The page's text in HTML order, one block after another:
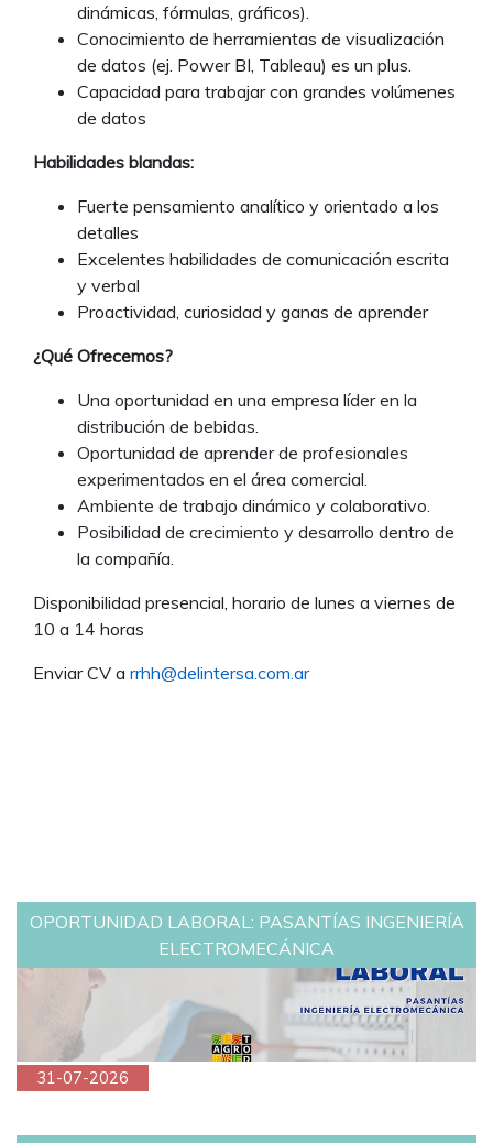
dinámicas, fórmulas, gráficos).
Conocimiento de herramientas de visualización
de datos (ej. Power BI, Tableau) es un plus.
Capacidad para trabajar con grandes volúmenes
de datos
Habilidades blandas:
Fuerte pensamiento analítico y orientado a los
detalles
Excelentes habilidades de comunicación escrita
y verbal
Proactividad, curiosidad y ganas de aprender
¿Qué Ofrecemos?
Una oportunidad en una empresa líder en la
distribución de bebidas.
Oportunidad de aprender de profesionales
experimentados en el área comercial.
Ambiente de trabajo dinámico y colaborativo.
Posibilidad de crecimiento y desarrollo dentro de
la compañía.
Disponibilidad presencial, horario de lunes a viernes de
10 a 14 horas
Enviar CV a rrhh@delintersa.com.ar
OPORTUNIDAD LABORAL: PASANTÍAS INGENIERÍA
ELECTROMECÁNICA
31-07-2026